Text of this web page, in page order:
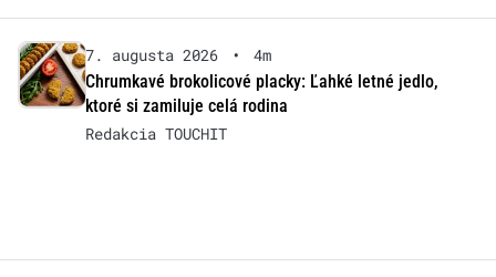
7. augusta 2026 •
4m
Chrumkavé brokolicové placky: Ľahké letné jedlo,
ktoré si zamiluje celá rodina
Redakcia TOUCHIT